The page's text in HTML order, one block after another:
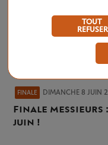
FINALE DIMANCHE 8 JUIN
Finale messieurs
juin !
TOUT
REFUSER